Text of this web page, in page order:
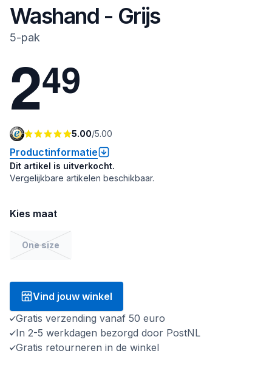
Washand - Grijs
5-pak
249
5.00/5.00
Productinformatie
Dit artikel is uitverkocht.
Vergelijkbare artikelen beschikbaar.
Kies maat
One size
Vind jouw winkel
Gratis verzending vanaf 50 euro
In 2-5 werkdagen bezorgd door PostNL
Gratis retourneren in de winkel